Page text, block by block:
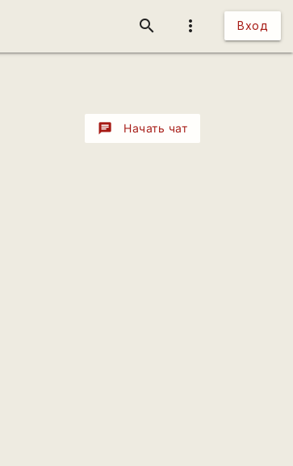
more_vert Вход
search
chat Начать чат